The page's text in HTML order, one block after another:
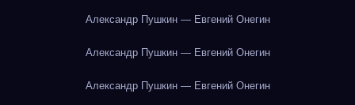
Александр Пушкин — Евгений Онегин
Александр Пушкин — Евгений Онегин
Александр Пушкин — Евгений Онегин